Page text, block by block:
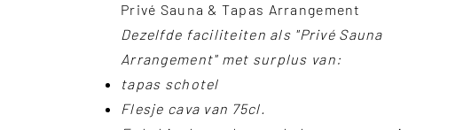
Privé Sauna & Tapas Arrangement
Dezelfde faciliteiten als "Privé Sauna
Arrangement" met surplus van:
tapas schotel
Flesje cava van 75cl.